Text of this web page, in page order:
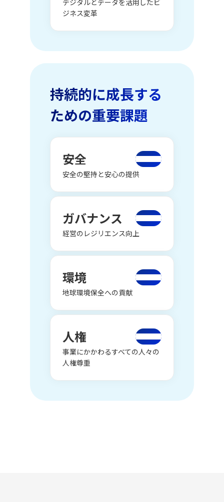
デジタルとデータを活用したビ
ジネス変革
持続的に成長する
ための重要課題
安全
安全の堅持と安心の提供
ガバナンス
経営のレジリエンス向上
環境
地球環境保全への貢献
人権
事業にかかわるすべての人々の
人権尊重